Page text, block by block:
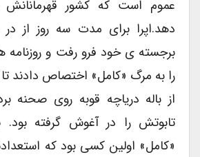
عموم است که کشور
دهد.اپرا برای مدت سه روز از
برجسته ی خود فرو رفت و روزنامه
را به مرگ «کامل» اختصاص دادند تا
از باله دریاچه قوبه روی صحنه
تابوتش را در آغوش گرفته بود.
«کامل» اولین کسی بود که